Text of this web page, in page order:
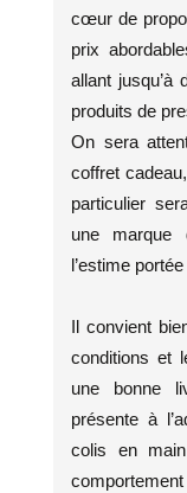
cœur de
prix
allant jusqu’à
produits de
On sera
coffret
particulier
une marque
l’estime
Il convient
conditions et
une bonne
présente à
colis en